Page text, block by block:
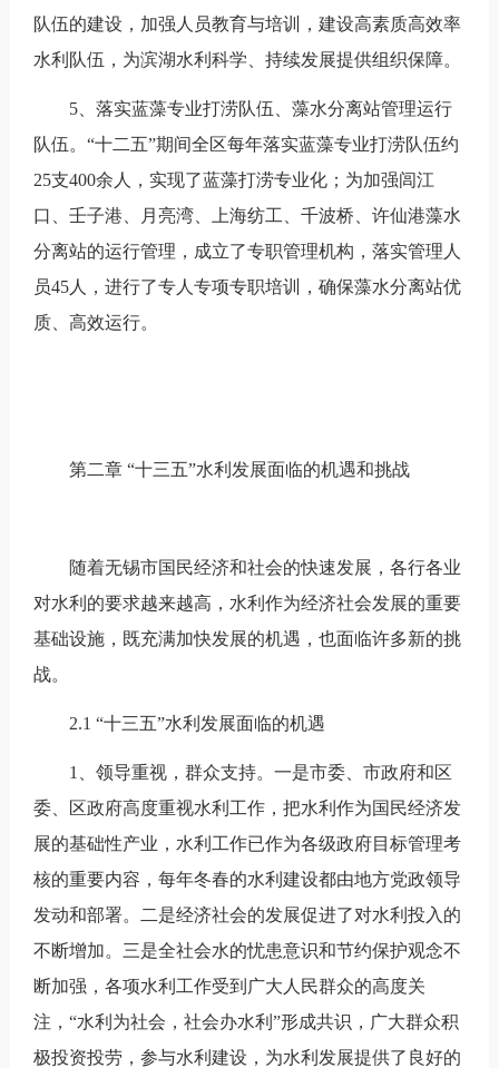
队伍的建设，加强人员教育与培训，建设高素质高效率
水利队伍，为滨湖水利科学、持续发展提供组织保障。
5、落实蓝藻专业打涝队伍、藻水分离站管理运行
队伍。“十二五”期间全区每年落实蓝藻专业打涝队伍约
25支400余人，实现了蓝藻打涝专业化；为加强闾江
口、壬子港、月亮湾、上海纺工、千波桥、许仙港藻水
分离站的运行管理，成立了专职管理机构，落实管理人
员45人，进行了专人专项专职培训，确保藻水分离站优
质、高效运行。
第二章 “十三五”水利发展面临的机遇和挑战
随着无锡市国民经济和社会的快速发展，各行各业
对水利的要求越来越高，水利作为经济社会发展的重要
基础设施，既充满加快发展的机遇，也面临许多新的挑
战。
2.1 “十三五”水利发展面临的机遇
1、领导重视，群众支持。一是市委、市政府和区
委、区政府高度重视水利工作，把水利作为国民经济发
展的基础性产业，水利工作已作为各级政府目标管理考
核的重要内容，每年冬春的水利建设都由地方党政领导
发动和部署。二是经济社会的发展促进了对水利投入的
不断增加。三是全社会水的忧患意识和节约保护观念不
断加强，各项水利工作受到广大人民群众的高度关
注，“水利为社会，社会办水利”形成共识，广大群众积
极投资投劳，参与水利建设，为水利发展提供了良好的